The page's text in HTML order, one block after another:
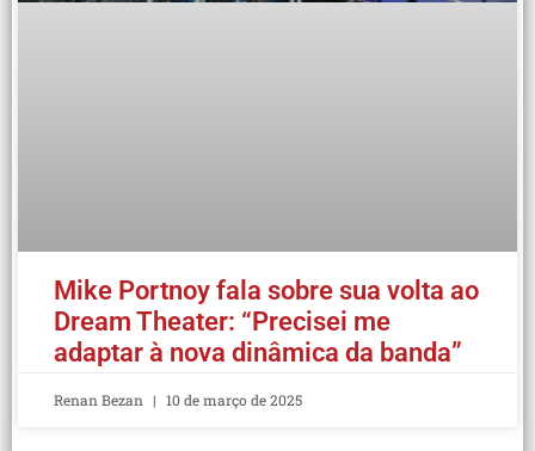
Mike Portnoy fala sobre sua volta ao
Dream Theater: “Precisei me
adaptar à nova dinâmica da banda”
Renan Bezan 10 de março de 2025